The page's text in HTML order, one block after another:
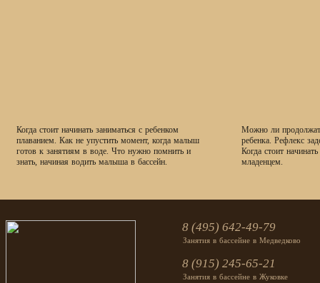
Когда стоит начинать заниматься с ребенком
плаванием. Как не упустить момент, когда малыш
готов к занятиям в воде. Что нужно помнить и
знать, начиная водить малыша в бассейн.
Можно ли
ребенка. Рефлекс
Когда стоит
младенцем.
8 (495) 642-49-79
Занятия в бассейне в Медведково
8 (915) 245-65-21
Занятия в бассейне в Жуковке